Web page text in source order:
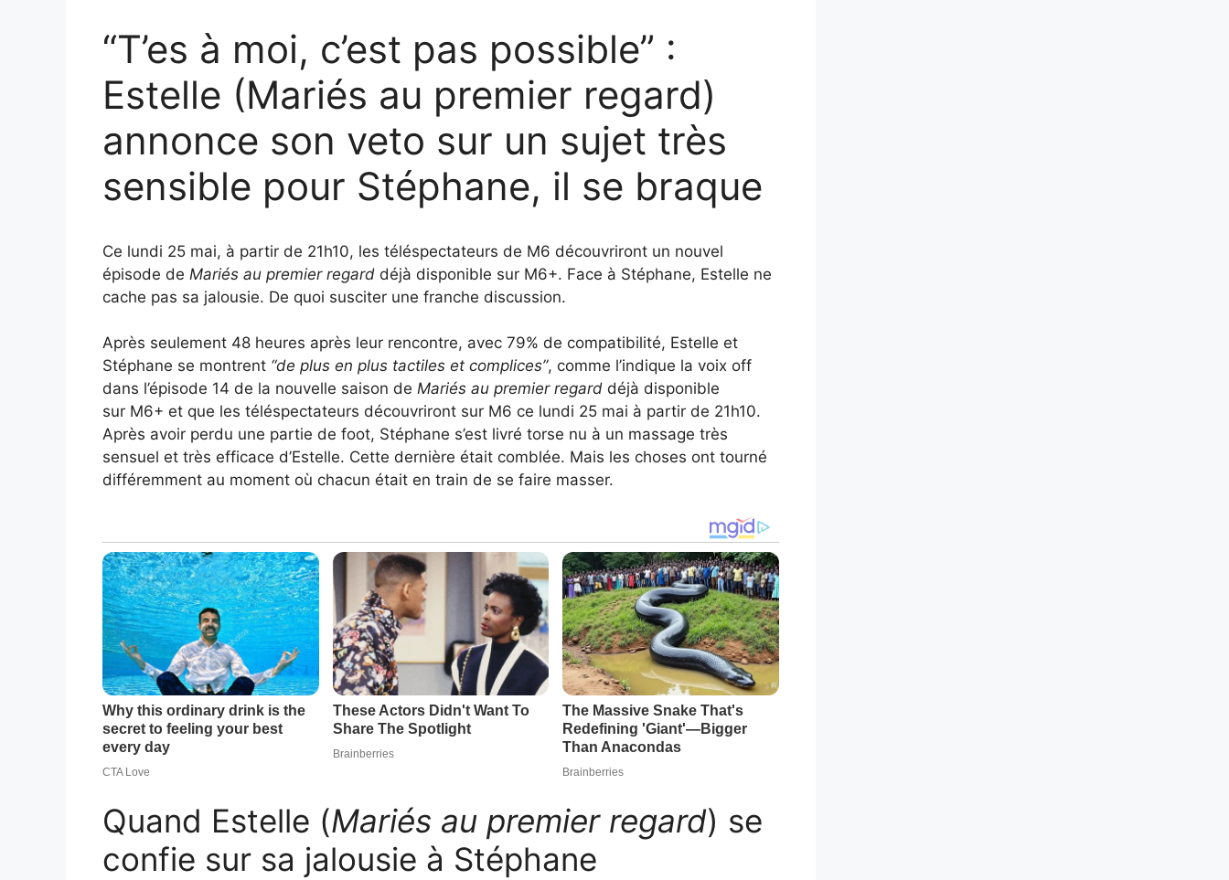
“T’es à moi, c’est pas possible” :
Estelle (Mariés au premier regard)
annonce son veto sur un sujet très
sensible pour Stéphane, il se braque
Ce lundi 25 mai, à partir de 21h10, les téléspectateurs de M6 découvriront un nouvel
épisode de Mariés au premier regard déjà disponible sur M6+. Face à Stéphane, Estelle ne
cache pas sa jalousie. De quoi susciter une franche discussion.
Après seulement 48 heures après leur rencontre, avec 79% de compatibilité, Estelle et
Stéphane se montrent “de plus en plus tactiles et complices”, comme l’indique la voix off
dans l’épisode 14 de la nouvelle saison de Mariés au premier regard déjà disponible
sur M6+ et que les téléspectateurs découvriront sur M6 ce lundi 25 mai à partir de 21h10.
Après avoir perdu une partie de foot, Stéphane s’est livré torse nu à un massage très
sensuel et très efficace d’Estelle. Cette dernière était comblée. Mais les choses ont tourné
différemment au moment où chacun était en train de se faire masser.
Quand Estelle (Mariés au premier regard) se
confie sur sa jalousie à Stéphane